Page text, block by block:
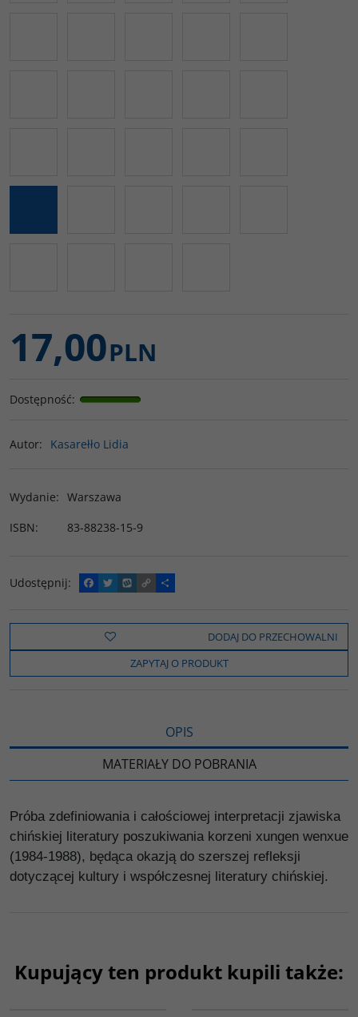
17,00PLN
Dostępność:
Autor: Kasarełło Lidia
Wydanie: Warszawa
ISBN: 83-88238-15-9
Udostępnij:
F
a
e
o
k
T
w
t
t
e
W
y
o
C
o
y
i
n
k
P
o
z
e
l
s
DODAJ DO PRZECHOWALNI
ZAPYTAJ O PRODUKT
OPIS
MATERIAŁY DO POBRANIA
Próba zdefiniowania i całościowej interpretacji zjawiska
chińskiej literatury poszukiwania korzeni xungen wenxue
(1984-1988), będąca okazją do szerszej refleksji
dotyczącej kultury i współczesnej literatury chińskiej.
Kupujący ten produkt kupili także: